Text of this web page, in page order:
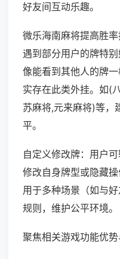
好友间互动乐趣。
微乐海南麻将提高胜
遇到部分用户的牌特
像能看到其他人的牌
实存在此类外挂。如(
苏麻将,元来麻将)等，
平。
自定义修改牌：用户
修改自身牌型或隐藏
用于多种场景（如与
规则，维护公平环境。
聚焦相关游戏功能优势